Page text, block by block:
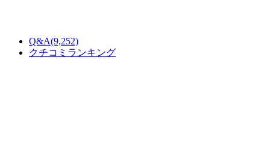
Q&A(9,252)
クチコミランキング